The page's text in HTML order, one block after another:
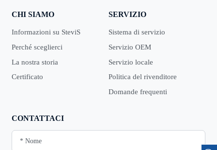
CHI SIAMO
Informazioni su SteviS
Perché sceglierci
La nostra storia
Certificato
SERVIZIO
Sistema di servizio
Servizio OEM
Servizio locale
Politica del rivenditore
Domande frequenti
CONTATTACI